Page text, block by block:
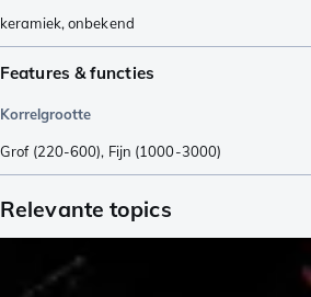
keramiek,onbekend
Features & functies
Korrelgrootte
Grof (220-600), Fijn (1000-3000)
Relevante topics